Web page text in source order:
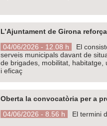
L’Ajuntament de Girona
04/06/2026 - 12.08 h
El
serveis municipals davant de
de brigades, mobilitat, habitatge,
i eficaç
Oberta la convocatòria per a
04/06/2026 - 8.56 h
El termini